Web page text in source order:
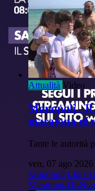
Attualità Video
Monopoli - Il
maratona di
Tante le autorità
ven, 07 ago 2026
Monopoli Lido-
Maratona-Di-